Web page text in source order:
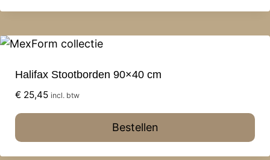
Halifax Stootborden 90×40 cm
€ 25,45 incl. btw
Bestellen